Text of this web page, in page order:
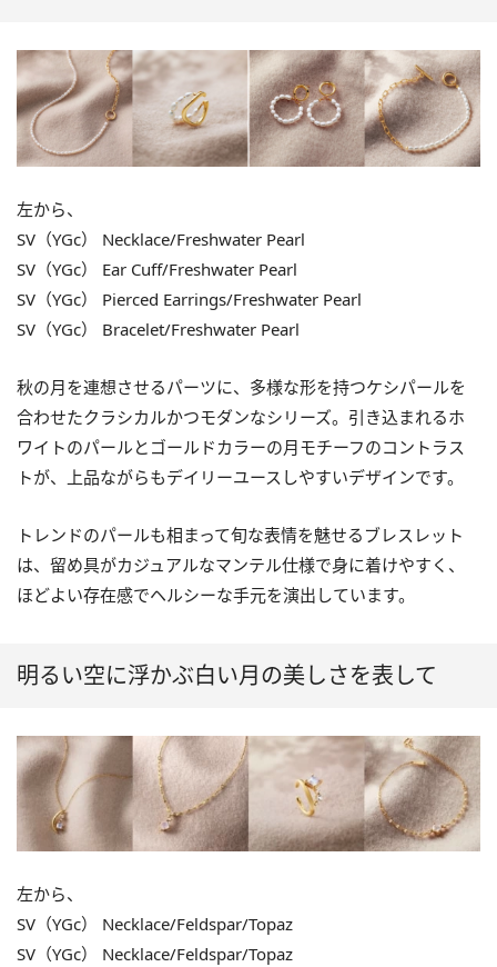
左から、
SV（YGc） Necklace/Freshwater Pearl
SV（YGc） Ear Cuff/Freshwater Pearl
SV（YGc） Pierced Earrings/Freshwater Pearl
SV（YGc） Bracelet/Freshwater Pearl
秋の月を連想させるパーツに、多様な形を持つケシパールを
合わせたクラシカルかつモダンなシリーズ。引き込まれるホ
ワイトのパールとゴールドカラーの月モチーフのコントラス
トが、上品ながらもデイリーユースしやすいデザインです。
トレンドのパールも相まって旬な表情を魅せるブレスレット
は、留め具がカジュアルなマンテル仕様で身に着けやすく、
ほどよい存在感でヘルシーな手元を演出しています。
明るい空に浮かぶ白い月の美しさを表して
左から、
SV（YGc） Necklace/Feldspar/Topaz
SV（YGc） Necklace/Feldspar/Topaz